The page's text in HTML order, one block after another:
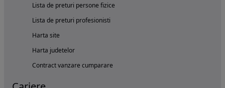
Lista de preturi persone fizice
Lista de preturi profesionisti
Harta site
Harta judetelor
Contract vanzare cumparare